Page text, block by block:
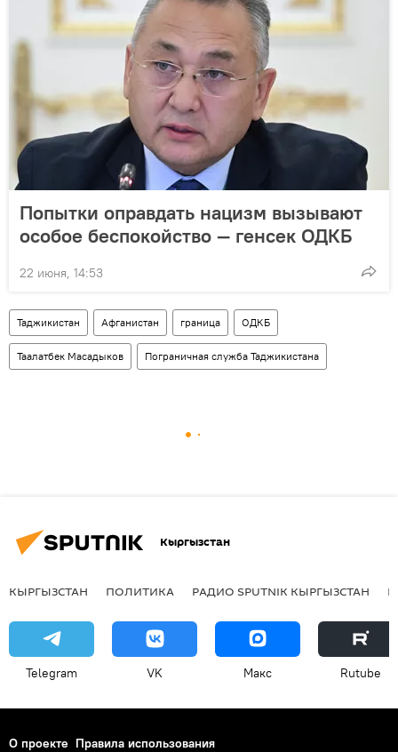
Попытки оправдать нацизм вызывают
особое беспокойство — генсек ОДКБ
22 июня, 14:53
Таджикистан Афганистан граница ОДКБ
Таалатбек Масадыков Пограничная служба Таджикистана
Кыргызстан
КЫРГЫЗСТАН ПОЛИТИКА РАДИО SPUTNIK КЫРГЫЗСТАН
Telegram VK Макс Rutube
О проекте Правила использования